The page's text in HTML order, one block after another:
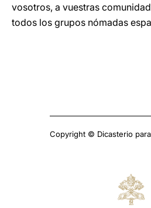
vosotros, a vuestras
todos los grupos nómadas
Copyright © Dicasterio